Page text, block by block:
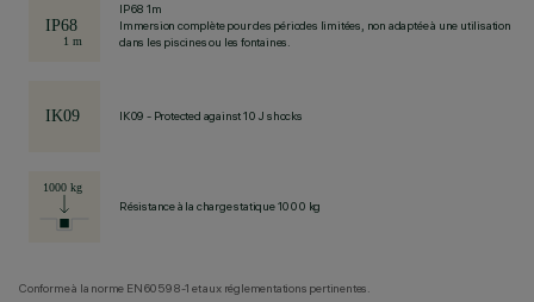
IP68 1m
Immersion complète pour des périodes limitées, non adaptée à une utilisation
dans les piscines ou les fontaines.
IK09 - Protected against 10 J shocks
Résistance à la charge statique 1000 kg
Conforme à la norme EN60598-1 et aux réglementations pertinentes.